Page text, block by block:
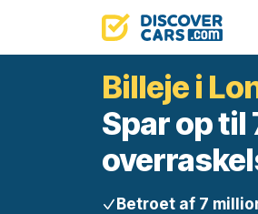
Billeje i
Spar op til
Betroet af 7